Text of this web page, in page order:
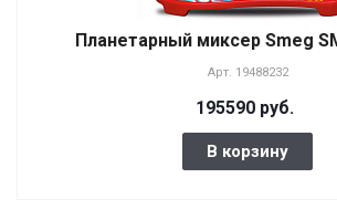
Планетарный миксер Smeg
Арт. 19488232
195590 руб.
В корзину